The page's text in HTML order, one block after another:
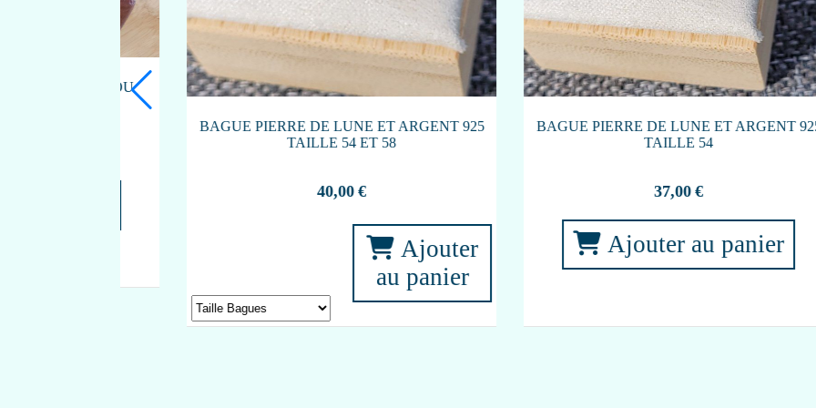
BOUGIE D'INTENTION "RITUEL DE LUNE"
AVEC AMÉTHYSTE LAVANDE ET PALO
Article en rupture
COFFRET LE PETIT ORACLE MAGIE DE
LA LUNE
Ajouter au panier